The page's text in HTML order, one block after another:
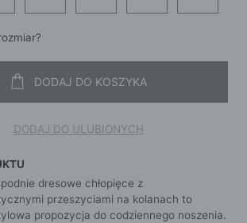
DODAJ DO KOSZYKA
DODAJ DO ULUBIONYCH
dresowe chłopięce z
przeszyciami na kolanach to
propozycja do codziennego noszenia.